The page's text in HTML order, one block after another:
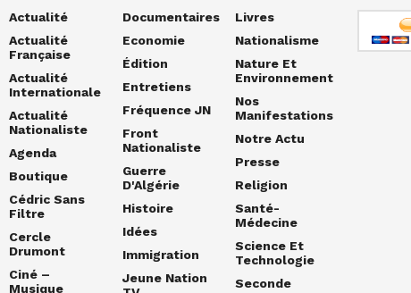
Actualité
Actualité
Française
Actualité
Internationale
Actualité
Nationaliste
Agenda
Boutique
Cédric Sans
Filtre
Cercle
Drumont
Ciné –
Musique
Documentaires
Economie
Édition
Entretiens
Fréquence JN
Front
Nationaliste
Guerre
D'Algérie
Histoire
Idées
Immigration
Jeune Nation
Livres
Nationalisme
Nature Et
Environnement
Nos
Manifestations
Notre Actu
Presse
Religion
Santé-
Médecine
Science Et
Technologie
Seconde